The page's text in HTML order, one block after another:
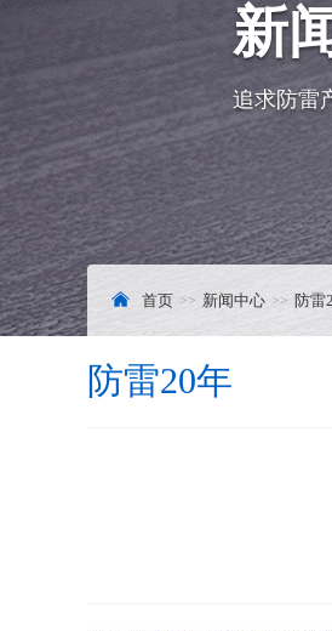
新
追求防雷
首页 新闻中心 防雷
防雷20年